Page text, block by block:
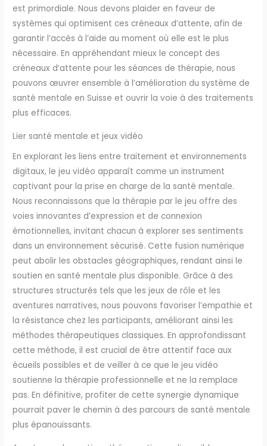
est primordiale. Nous devons plaider en faveur de
systèmes qui optimisent ces créneaux d’attente, afin de
garantir l’accès à l’aide au moment où elle est le plus
nécessaire. En appréhendant mieux le concept des
créneaux d’attente pour les séances de thérapie, nous
pouvons œuvrer ensemble à l’amélioration du système de
santé mentale en Suisse et ouvrir la voie à des traitements
plus efficaces.
Lier santé mentale et jeux vidéo
En explorant les liens entre traitement et environnements
digitaux, le jeu vidéo apparaît comme un instrument
captivant pour la prise en charge de la santé mentale.
Nous reconnaissons que la thérapie par le jeu offre des
voies innovantes d’expression et de connexion
émotionnelles, invitant chacun à explorer ses sentiments
dans un environnement sécurisé. Cette fusion numérique
peut abolir les obstacles géographiques, rendant ainsi le
soutien en santé mentale plus disponible. Grâce à des
structures structurés tels que les jeux de rôle et les
aventures narratives, nous pouvons favoriser l’empathie et
la résistance chez les participants, améliorant ainsi les
méthodes thérapeutiques classiques. En approfondissant
cette méthode, il est crucial de être attentif face aux
écueils possibles et de veiller à ce que le jeu vidéo
soutienne la thérapie professionnelle et ne la remplace
pas. En définitive, profiter de cette synergie dynamique
pourrait paver le chemin à des parcours de santé mentale
plus épanouissants.